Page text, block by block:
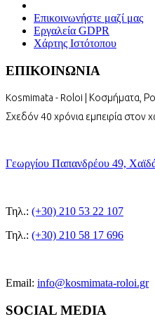
Επικοινωνήστε μαζί μας
Εργαλεία GDPR
Χάρτης Ιστότοπου
ΕΠΙΚΟΙΝΩΝΙΑ
Kosmimata - Roloi | Κοσμήματα,
Σχεδόν 40 χρόνια εμπειρία στον
Γεωργίου Παπανδρέου 49,
Τηλ.: (+30) 210 53 22 107
Τηλ.: (+30) 210 58 17 696
Email: info@kosmimata-roloi.gr
SOCIAL MEDIA